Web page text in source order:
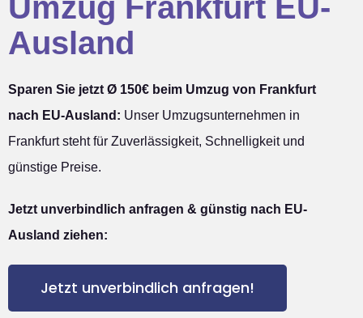
Umzug Frankfurt EU-
Ausland
Sparen Sie jetzt Ø 150€ beim Umzug von Frankfurt
nach EU-Ausland: Unser Umzugsunternehmen in
Frankfurt steht für Zuverlässigkeit, Schnelligkeit und
günstige Preise.
Jetzt unverbindlich anfragen & günstig nach EU-
Ausland ziehen:
Jetzt unverbindlich anfragen!